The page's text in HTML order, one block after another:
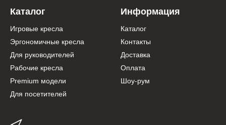
Каталог
Игровые кресла
Эргономичные кресла
Для руководителей
Рабочие кресла
Premium модели
Для посетителей
Информация
Каталог
Контакты
Доставка
Оплата
Шоу-рум